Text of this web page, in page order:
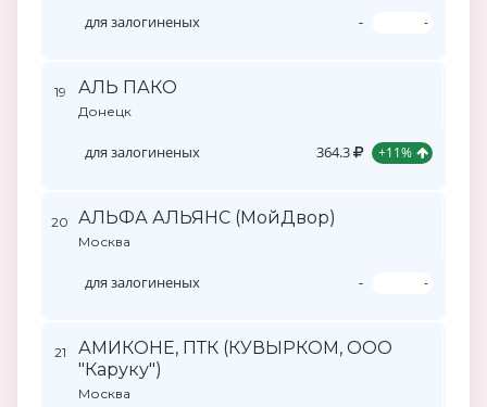
для залогиненых - -
19 АЛЬ ПАКО
Донецк
для залогиненых 364.3 +11%
20 АЛЬФА АЛЬЯНС (МойДвор)
Москва
для залогиненых - -
21
АМИКОНЕ, ПТК (КУВЫРКОМ, ООО
"Каруку")
Москва